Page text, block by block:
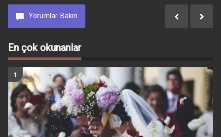
Yorumlar Bakın
En çok okunanlar